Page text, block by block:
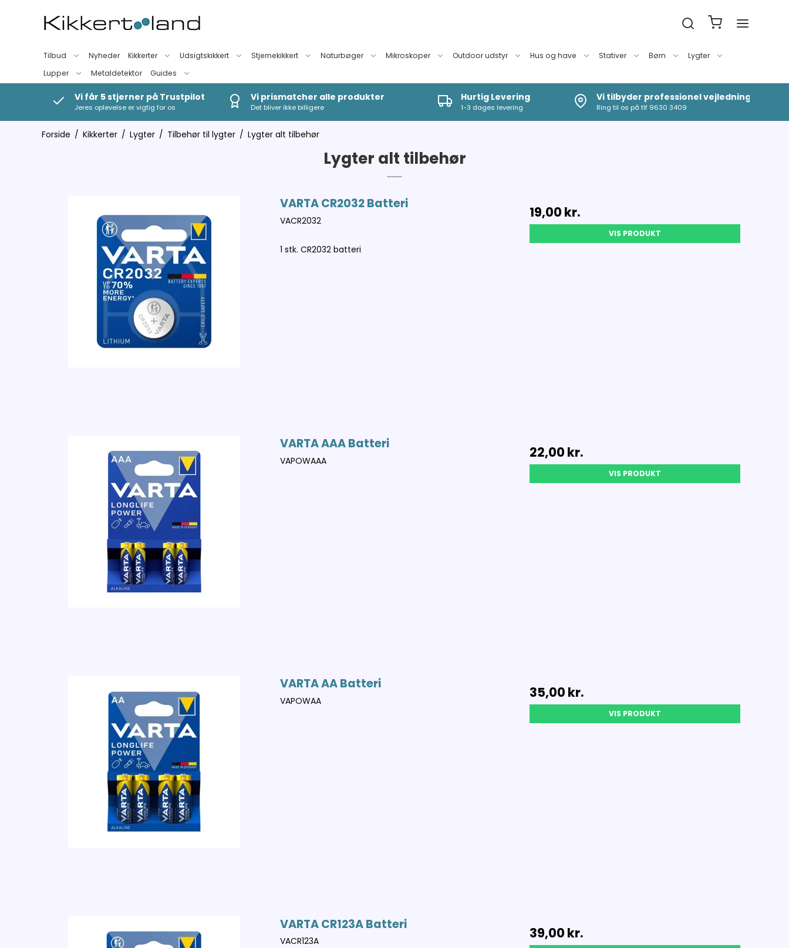
Tilbud Nyheder Kikkerter Udsigtskikkert Stjernekikkert Naturbøger Mikroskoper Outdoor udstyr Hus og have Stativer Børn
Lygter
Lupper
Metaldetektor Guides
Vi får 5 stjerner på Trustpilot
Jeres oplevelse er vigtig for os
Vi prismatcher alle produkter
Det bliver ikke billigere
Hurtig Levering
1-3 dages levering
Vi tilbyder professionel vejledning
Ring til os på tlf 9630 3409
Forside / Kikkerter / Lygter / Tilbehør til lygter / Lygter alt tilbehør
Lygter alt tilbehør
VARTA CR2032 Batteri
VACR2032
1 stk. CR2032 batteri
19,00 kr.
VIS PRODUKT
VARTA AAA Batteri
VAPOWAAA 22,00 kr.
VIS PRODUKT
VARTA AA Batteri
VAPOWAA 35,00 kr.
VIS PRODUKT
VARTA CR123A Batteri
VACR123A 39,00 kr.